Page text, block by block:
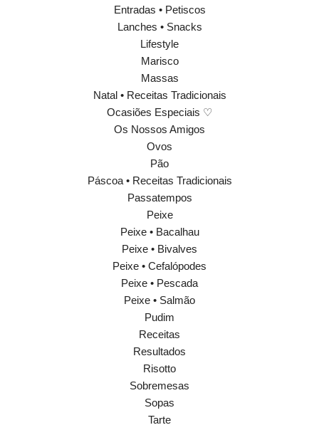
Entradas • Petiscos
Lanches • Snacks
Lifestyle
Marisco
Massas
Natal • Receitas Tradicionais
Ocasiões Especiais ♡
Os Nossos Amigos
Ovos
Pão
Páscoa • Receitas Tradicionais
Passatempos
Peixe
Peixe • Bacalhau
Peixe • Bivalves
Peixe • Cefalópodes
Peixe • Pescada
Peixe • Salmão
Pudim
Receitas
Resultados
Risotto
Sobremesas
Sopas
Tarte